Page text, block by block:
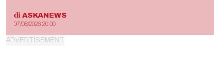
di ASKANEWS
07/08/2026 20:00